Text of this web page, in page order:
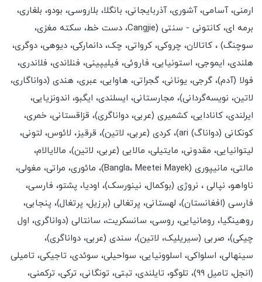
ارمنی، آسامی، آشوری، آذربایجانی، بانگلا، بلاروسی، بودو، بلغاری،
برمه ای، کانتونی - سنتی (Cangjie، دست خط، سکته مغزی،
سوچنگ) ، کاتالان، چروکی، کرواتی، چک، دانمارکی، دیوهی، دوگری،
هلندی، ایموجی، استونیایی، فاروئی، فیلیپینی، فنلاندی، فلاندری،
فولا (آدم)، گرجی، یونانی، گجراتی، هاوایی، عبری، هندی (دواناگاری،
لاتین، نویسه‌گردانی)، مجارستانی، ایسلندی، ایگبو، اندونزیایی،
ایرلندی، کانادایی، کشمیری (عربی، دواناگری)، قزاقستانی، خمری،
کونکانی (دواناگ) ari)، کردی (عربی، لاتین)، قرقیز، لائوس، لتونی،
لیتوانیایی، مقدونی، مایتیلی، مالایی (عربی، لاتین)، مالایالام،
مالتی، مانیپوری (Bangla، Meetei Mayek)، مائوری، مراتی، مغولی،
ناواهو، نپالی ، نروژی (بوکمال، نینورسک)، اودیا، پشتو، فارسی،
فارسی (افغانستان)، لهستانی، پرتغالی (برزیل، پرتغال)، پنجابی،
روهینگیا، رومانیایی، روسی، سانسکریت، سانتالی (دواناگری، اول
چیکی)، صربی (سیریلیک، لاتین)، سندی (عربی، دواناگری)،
سینهالی، اسلواکی، اسلوونیایی، سواحیلی، سوئدی، تاجیکی، تامیلی
(انجل، تامیل 99)، تلوگو، تایلندی، تبتی، تونگانی، ترکی، ترکمنی،